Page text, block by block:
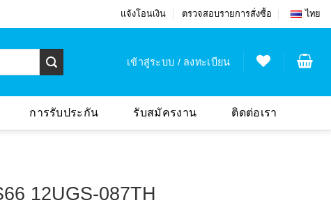
แจ้งโอนเงิน ตรวจสอบรายการสั่งซื้อ ไทย
เข้าสู่ระบบ / ลงทะเบียน
การรับประกัน รับสมัครงาน ติดต่อเรา
12UGS-087TH